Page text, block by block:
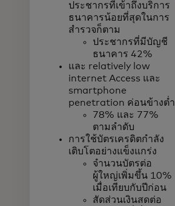
ประชากรที่เข้าถึงบริการ
ธนาคารน้อยที่สุดในการ
สำรวจก็ตาม
ประชากรที่มีบัญชี
ธนาคาร 42%
และ relatively low
internet Access และ
smartphone
penetration ค่อนข้างต่ำ
78% และ 77%
ตามลำดับ
การใช้บัตรเครดิตกำลัง
เติบโตอย่างแข็งแกร่ง
จำนวนบัตรต่อ
ผู้ใหญ่เพิ่มขึ้น 10%
เมื่อเทียบกับปีก่อน
สัดส่วนเงินสดต่อ